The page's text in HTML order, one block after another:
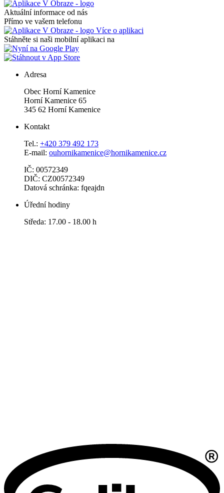
Aktuální informace od nás
Přímo ve vašem telefonu
Více o aplikaci
Stáhněte si naši mobilní aplikaci na
Adresa
Obec Horní Kamenice
Horní Kamenice 65
345 62 Horní Kamenice
Kontakt
Tel.: +420 379 492 173
E-mail: ouhornikamenice@hornikamenice.cz
IČ: 00572349
DIČ: CZ00572349
Datová schránka: fqeajdn
Úřední hodiny
Středa: 17.00 - 18.00 h